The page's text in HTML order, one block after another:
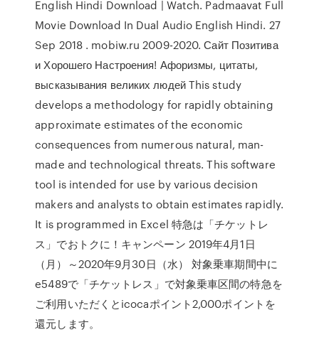
English Hindi Download | Watch. Padmaavat Full
Movie Download In Dual Audio English Hindi. 27
Sep 2018 . mobiw.ru 2009-2020. Сайт Позитива
и Хорошего Настроения! Афоризмы, цитаты,
высказывания великих людей This study
develops a methodology for rapidly obtaining
approximate estimates of the economic
consequences from numerous natural, man-
made and technological threats. This software
tool is intended for use by various decision
makers and analysts to obtain estimates rapidly.
It is programmed in Excel 特急は「チケットレ
ス」でおトクに！キャンペーン 2019年4月1日
（月）～2020年9月30日（水） 対象乗車期間中に
e5489で「チケットレス」で対象乗車区間の特急を
ご利用いただくとicocaポイント2,000ポイントを
還元します。